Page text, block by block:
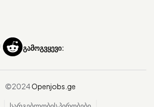
გამოგვყევი:
©2024Openjobs.ge